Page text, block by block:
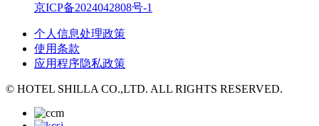
京ICP备2024042808号-1
个人信息处理政策
使用条款
应用程序隐私政策
© HOTEL SHILLA CO.,LTD. ALL RIGHTS RESERVED.